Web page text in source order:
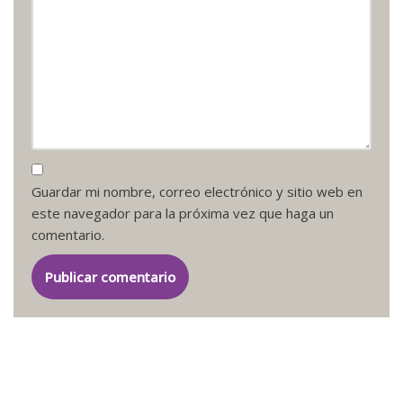
Guardar mi nombre, correo electrónico y sitio web en
este navegador para la próxima vez que haga un
comentario.